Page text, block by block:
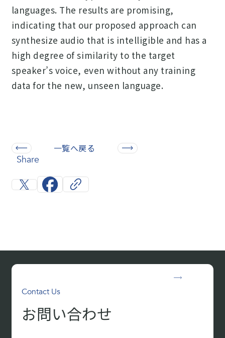
Share
languages. The results are promising,
indicating that our proposed approach can
synthesize audio that is intelligible and has a
high degree of similarity to the target
speaker’s voice, even without any training
data for the new, unseen language.
一覧へ戻る
Contact Us
お問い合わせ